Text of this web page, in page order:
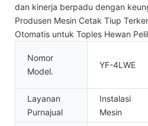
dan kinerja berpadu dengan
Produsen Mesin Cetak Tiup
Otomatis untuk Toples Hewan
Nomor
Model.
YF-4LWE
Layanan
Purnajual
Instalasi
Mesin